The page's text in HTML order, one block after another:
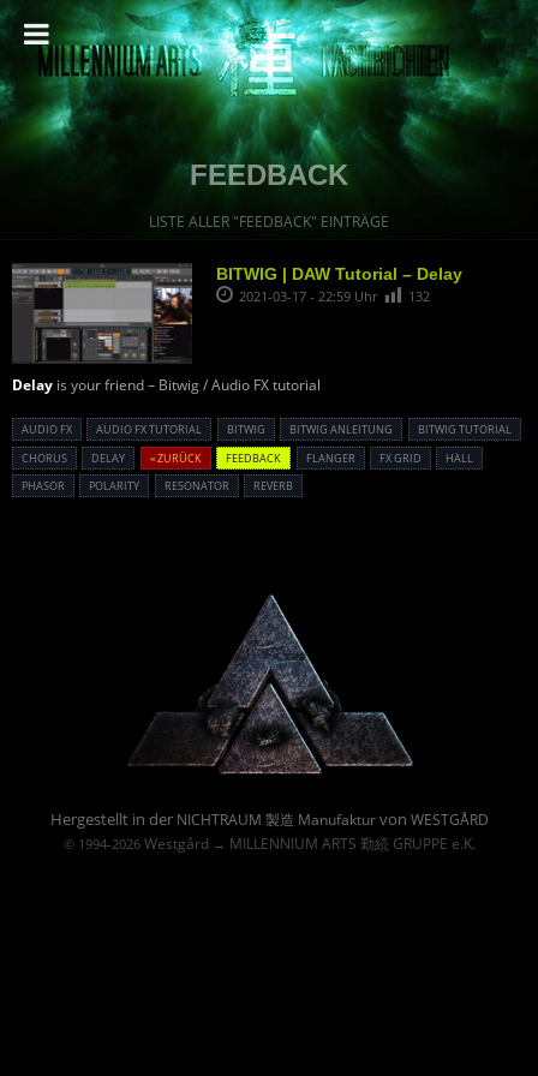
FEEDBACK
LISTE ALLER "FEEDBACK" EINTRÄGE
BITWIG | DAW Tutorial – Delay
2021-03-17 - 22:59 Uhr 132
Delay is your friend – Bitwig / Audio FX tutorial
AUDIO FX AUDIO FX TUTORIAL BITWIG BITWIG ANLEITUNG
BITWIG TUTORIAL
CHORUS
DELAY « ZURÜCK FEEDBACK FLANGER FX GRID
HALL
PHASOR
POLARITY RESONATOR REVERB
Hergestellt in der NICHTRAUM 製造 Manufakturvon WESTGÅRD
© 1994-2026 Westgård→ MILLENNIUM ARTS 勤続 GRUPPE e.K.
Powered By :